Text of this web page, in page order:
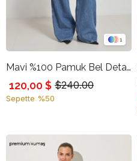
1
Mavi %100 Pamuk Bel Detaylı Rahat Kesim Pantolon
$240.00
120,00 $
Sepette %50